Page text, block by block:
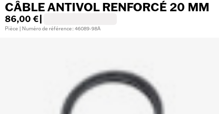
CÂBLE ANTIVOL RENFORCÉ 20 MM
86,00 €
Pièce | Numéro de référence : 46089-98A